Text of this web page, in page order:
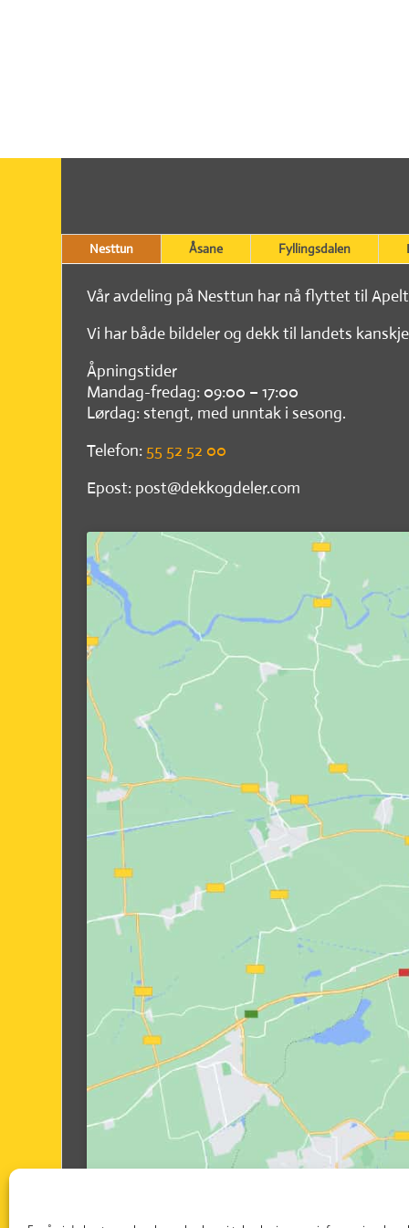
Nesttun Åsane Fyllingsdalen
Vår avdeling på Nesttun har nå flyttet til
Vi har både bildeler og dekk til landets
Åpningstider
Mandag-fredag: 09:00 – 17:00
Lørdag: stengt, med unntak i sesong.
Telefon: 55 52 52 00
Epost: post@dekkogdeler.com